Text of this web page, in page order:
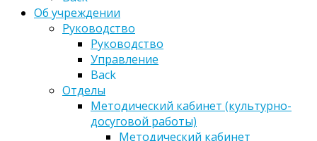
Об учреждении
Руководство
Руководство
Управление
Back
Отделы
Методический кабинет (культурно-
досуговой работы)
Методический кабинет